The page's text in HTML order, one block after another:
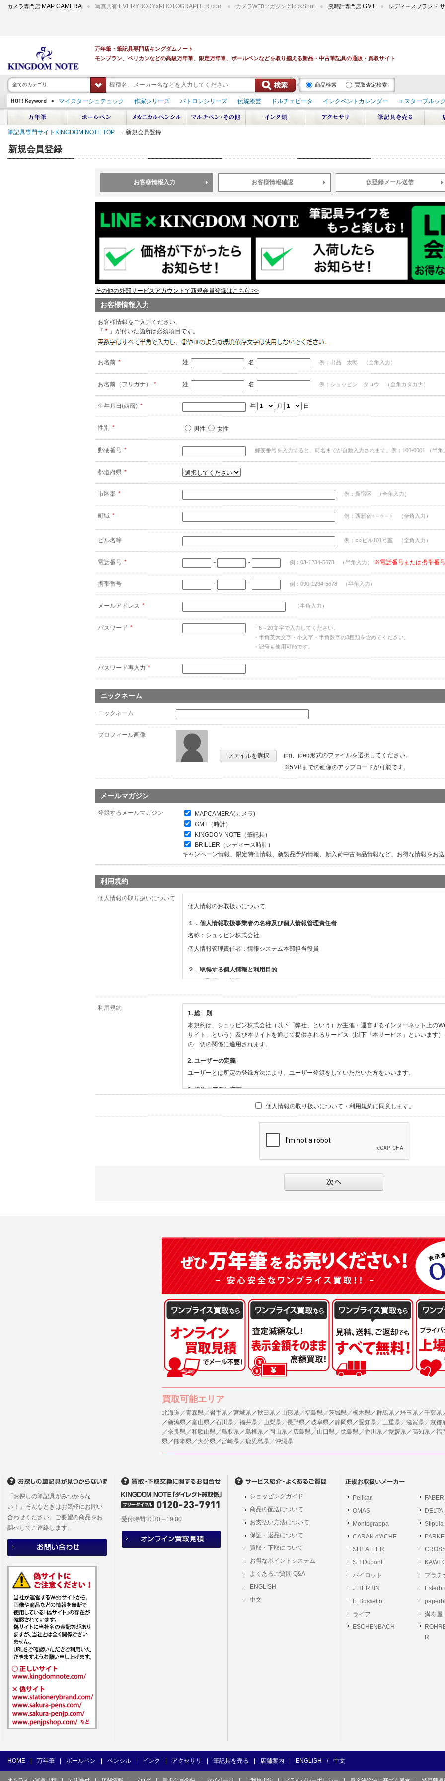
カメラ専門店: MAP CAMERA 写真共有: EVERYBODYxPHOTOGRAPHER.com カメラWEBマガジン:StockShot 腕時計専門店:GMT レディースブランド
万年筆・筆記具専門店キングダムノート
モンブラン、ペリカンなどの高級万年筆、限定万年筆、ボールペンなどを取り揃える新品・中古筆記具の通販・買取サイト
全てのカテゴリ 商品検索 買取査定検索
マイスターシュテュック 作家シリーズ パトロンシリーズ 伝統漆芸 ドルチェビータ インクベントカレンダー エスターブルック
スーベレーン
PILOT 蒔絵 ダイアミン ボトルインク デュポン スペース オデッセイ 輪島屋善仁 深海 エテルニタ･アヴァンティ
中屋万年筆
プラチナ 出雲 キングダムノート別注 アルマンドシモーニクラブ ペリカン オーシャンスワール 源氏物語 作家シリーズ パトロンシリ
筆記具専門サイトKINGDOM NOTE TOP 新規会員登録
新規会員登録
お客様情報入力 お客様情報確認 仮登録メール送信
その他の外部サービスアカウントで新規会員登録はこちら >>
お客様情報入力
お客様情報をご入力ください。
「 * 」が付いた箇所は必須項目です。
お名前 * 姓 名 例：出品 太郎 （全角入力）
お名前（フリガナ） * 姓 名 例：シュッピン タロウ （全角カタカナ）
生年月日(西暦) * 年 月 日
性別 * 男性 女性
郵便番号 * 郵便番号を入力すると、町名までが自動入力されます。例：100-0001 （半角
都道府県 *
市区郡 * 例：新宿区 （全角入力）
町域 * 例：西新宿○－○－○ （全角入力）
ビル名等 例：○○ビル101号室 （全角入力）
電話番号 * - - 例：03-1234-5678 （半角入力） ※電話番号または携帯番
携帯番号 - - 例：090-1234-5678 （半角入力）
メールアドレス * （半角入力）
パスワード *
・8～20文字で入力してください。
・半角英大文字・小文字・半角数字の3種類を含めてください。
・記号も使用可能です。
パスワード再入力 *
ニックネーム
ニックネーム
プロフィール画像
ファイルを選択
jpg、jpeg形式のファイルを選択してください。
※5MBまでの画像のアップロードが可能です。
メールマガジン
登録するメールマガジン
MAPCAMERA(カメラ)
GMT（時計）
KINGDOM NOTE（筆記具）
BRILLER（レディース時計）
キャンペーン情報、限定特価情報、新製品予約情報、新入荷中古商品情報など、お得な情報をお
利用規約
個人情報の取り扱いについて
個人情報のお取扱いについて
１．個人情報取扱事業者の名称及び個人情報管理責任者
名称：シュッピン株式会社
個人情報管理責任者：情報システム本部担当役員
２．取得する個人情報と利用目的
（１）取得する情報
・必須登録：氏名、生年月日、性別、住所、電話番号、メールアドレス、パスワード
・任意登録：ニックネーム、プロフィール画像、希望するメールマガジンの種類
【当社サービスをご利用時に当社が取得またはご提供いただく情報】
・お支払いやお振込みに関わる情報（クレジットカード・銀行口座・電子マネー等の決済時に
・法律上の要請等により、本人確認を行うための本人確認書類（運転免許証、健康保険証、住
・EVERYBODY×PHOTOGRAPHER.comのご利用に伴いご登録いただいた、広範囲設定をご希
撮影機材や機材の設定等に関する情報、および画像データとその画像データに含まれる情報
・当社ウェブサイト・サービス内のクッキー情報
【外部サービスアカウントを利用される場合】
会員登録時にソーシャルネットワーキングサービス等の外部サービスとの連携を許可した場合
・当社物品販売、古物買取事業および個人・法人の売買仲介業に伴うご案内、契約、申し込み
・メールマガジンの配信、および当社が提供する商品・サービスについてのアンケート実施のた
・EVERYBODY×PHOTOGRAPHER.comのフォトシェアリングサービス運営のため
(1)ご本人の同意がある場合。なお第三者に提供する場合には原則として、機密保持、再提供の
止することを契約の条件といたします。
(2)法令等により開示を求められた場合。
(3)ご本人または公衆の生命、身体又は財産の保護のために必要がある場合であって、本人の同
(4)国の機関若しくは地方公共団体又はその委託を受けた者が法令の定める事務を遂行すること
本人の同意を得ることにより当該事務の遂行に支障を及ぼすおそれがあるとき。
(5)業務を円滑に進めるために、外部業者に個人データの一部又は全部の処理を委託する場合（
の安全管理が図られるように、委託先に対する必要かつ適切な監督を行ないます）。
４．ご提供の任意性
当社への個人情報の提供はお客様の任意ですが、必要な個人情報をご提供いただけない場合、
ますのでご了承下さい。
当社ホームページでは、利用者が当社ホームページに再訪問される際、より便利に当社ホーム
キーを使用する場合があります。
また利用者の統計的分析のため、または掲載された広告にクッキーを使用する場合があります。
するご質問、ご相談にも対応いたします。尚、シュッピン会員のお客様は、当社が保有する個
※個人情報の開示請求には手数料として800円(税別)をご本人様にご負担いただいております。
(2)当社の個人情報に関するお問合せは、以下の窓口で承ります。お問合せの内容により必要な
シュッピン株式会
Mail：
利用規約
1. 総 則
本規約は、シュッピン株式会社（以下「弊社」という）が主催・運営するインターネット上の
サイト」という）及び本サイトを通じて提供されるサービス（以下「本サービス」といいます
の一切の関係に適用されます。
2. ユーザーの定義
ユーザーとは所定の登録方法により、ユーザー登録をしていただいた方をいいます。
3. 規約の範囲と変更
1) 本規約は、本サイト及び本サービスの利用に関し、弊社及び全てのユーザーに適用されます。
2) 弊社が別途規定する個別規定、及び弊社が随時本サイト内に掲示またはユーザーに対し通知
す。本規約と個別規定及び追加規定が異なる場合は、個別規定及び追加規定が優先するものとし
3) 弊社はユーザーの承諾を得ることなく、本規約を変更できるものとし、ユーザーはこれを承
た場合は、本サイト内に掲示またはユーザーに対し通知するものとし、その後にユーザーが本
1) ユーザーは、本サイトの利用に際し、ユーザー本人のユーザーID、パスワード、メールアド
に届け出るものとします。
3) 弊社は一年以上に亘って使用がないユーザーIDとこれに伴う個人情報を抹消することができ
4) ユーザーID、パスワード、メールアドレス及びこれに伴う個人情報の管理不十分、使用上の
は、ユーザーが負うものとし、弊社は一切責任を負いません。
5. 登録事項
1) ユーザーは、メールアドレスその他の登録事項に変更が生じた場合、直ちに弊社所定の変更
2) 弊社はユーザーの入会申込により知り得た情報、またはユーザーが本サイト及び本サービス
報に関し、以下の項目に該当する場合に利用することができるものとします。
(1) 統計した情報のみを開示し、ユーザーの個人情報を表示しない場合。
(2) ユーザーから寄せられた情報を、ユーザーの個人情報を表示せずに開示する場合。
(3) ユーザーが個人情報の開示について同意している場合。
(4) 法令により開示が求められた場合。
(5) 弊社で取り扱う商品またはサービスに関する案内や情報提供（郵便、電子メール等によるダ
(6) 弊社が利用目的を示してユーザーから取得した情報を、その利用目的の範囲内で利用する場
6. 情報の提供
1)弊社は、各ユーザーに対し、当該ユーザーの購入商品の情報、及び弊社の特価商品の情報等、
ユーザーは、本サイトのメールマガジンの購読に際し、ユーザー本人の責任においてメールマガ
フォームにて入力されたメールアドレスに、本サイトのお知らせをメールにてお送りさせていた
本サイトからのメールの受け取りを希望されない場合は、下記リンクから設定の変更を行ってく
本サイト会員のお客様は こちら
※設定変更前にログインする必要があります。
メールマガジン会員のお客様はこちら
1) ユーザーは本サイト及び本サービスの利用に当たり、以下の行為を行なってはならないものと
(1) 他のユーザー、第三者もしくは弊社の著作権又はその他の権利を侵害する行為、及び侵害す
(2) 他のユーザー、第三者もしくは弊社の財産またはプライバシーを侵害する行為、及び侵害す
(3) 上記の他、他のユーザー、第三者もしくは弊社に不利益又は損害を与える行為、および与え
個人情報の取り扱いについて・利用規約に同意します。
買取可能エリア
北海道／青森県／岩手県／宮城県／秋田県／山形県／福島県／茨城県／栃木県／群馬県／埼玉県／千葉県
／新潟県／富山県／石川県／福井県／山梨県／長野県／岐阜県／静岡県／愛知県／三重県／滋賀県／京都
／奈良県／和歌山県／鳥取県／島根県／岡山県／広島県／山口県／徳島県／香川県／愛媛県／高知県／福
県／熊本県／大分県／宮崎県／鹿児島県／沖縄県
正規お取扱いメーカー
Pelikan
OMAS
DELTA
Montegrappa
Stipula
CARAN d'ACHE
SHEAFFER
S.T.Dupont
パイロット
プラチ
J.HERBIN
IL Bussetto
ライフ
満寿屋
ESCHENBACH
R
「お探しの筆記具がみつからな
い！」そんなときはお気軽にお問い
合わせください。ご要望の商品をお
調べしてご連絡します。
受付時間10:30～19:00
ショッピングガイド
商品の配送について
お支払い方法について
保証・返品について
買取・下取について
お得なポイントシステム
よくあるご質問 Q&A
ENGLISH
中文
HOME 万年筆 ボールペン ペンシル インク アクセサリ 筆記具を売る 店舗案内 ENGLISH / 中文